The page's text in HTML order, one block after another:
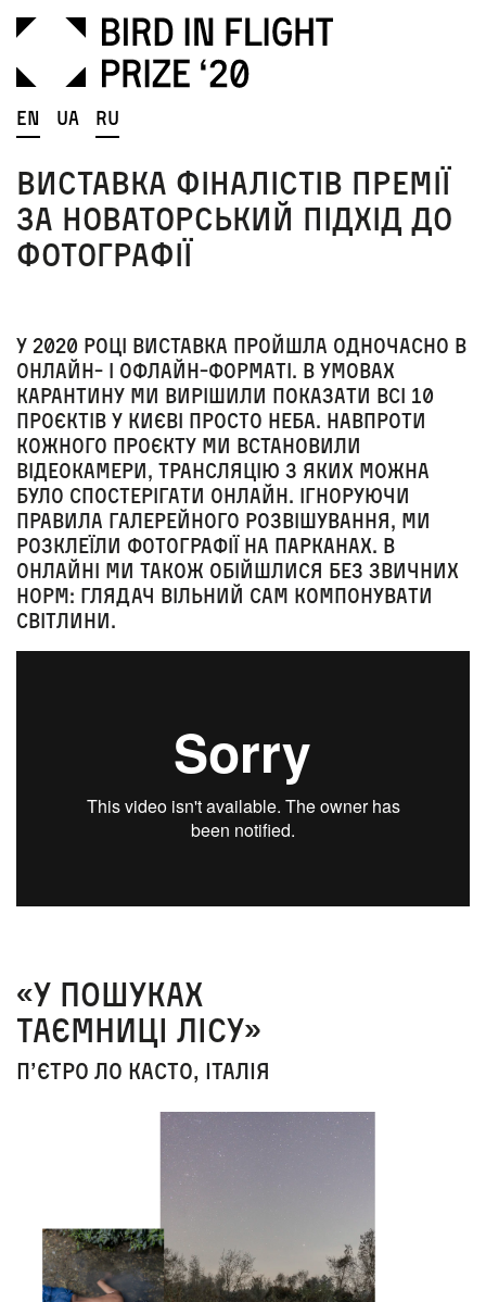
En Ua Ru
Виставка фіналістів премії
за новаторський підхід до
фотографії
У 2020 році виставка пройшла одночасно в
онлайн- і офлайн-форматі. В умовах
карантину ми вирішили показати всі 10
проєктів у Києві просто неба. Навпроти
кожного проєкту ми встановили
відеокамери, трансляцію з яких можна
було спостерігати онлайн. Ігноруючи
правила галерейного розвішування, ми
розклеїли фотографії на парканах. В
онлайні ми також обійшлися без звичних
норм: глядач вільний сам компонувати
світлини.
«У пошуках
таємниці лісу»
П’єтро Ло Касто, Італія